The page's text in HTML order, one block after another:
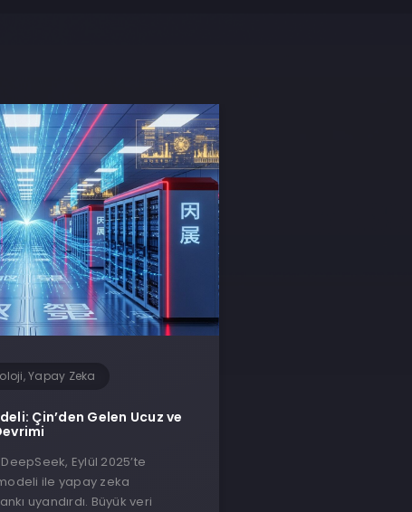
Yapay Zeka
Çin’den Gelen Ucuz ve
Eylül 2025’te
ile yapay zeka
uyandırdı. Büyük veri